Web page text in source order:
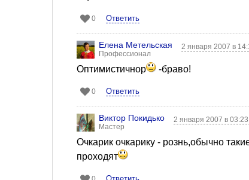
0 Ответить
Елена Метельская
Профессионал
2 января 2007 в
Оптимистичнор -браво!
0 Ответить
Виктор Покидько
Мастер
2 января 2007 в 03:23
Очкарик очкарику - рознь,обычно
проходят